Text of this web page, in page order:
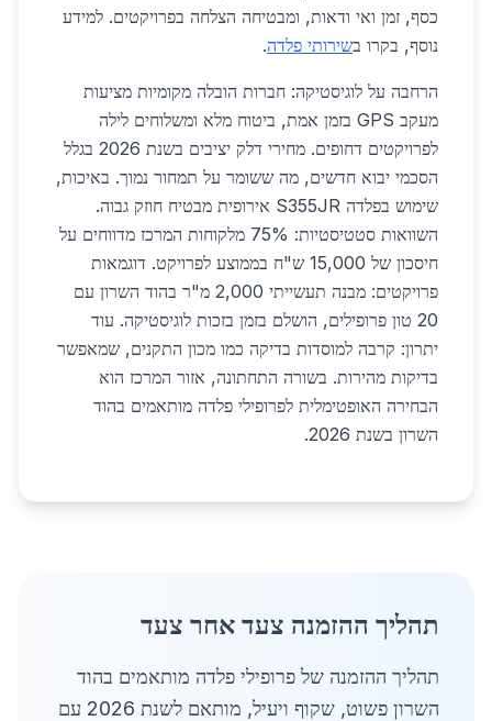
כסף, זמן ואי ודאות, ומבטיחה הצלחה בפרויקטים. למידע
נוסף, בקרו בשירותי פלדה.
הרחבה על לוגיסטיקה: חברות הובלה מקומיות מציעות
מעקב GPS בזמן אמת, ביטוח מלא ומשלוחים לילה
לפרויקטים דחופים. מחירי דלק יציבים בשנת 2026 בגלל
הסכמי יבוא חדשים, מה ששומר על תמחור נמוך. באיכות,
שימוש בפלדה S355JR אירופית מבטיח חוזק גבוה.
השוואות סטטיסטיות: 75% מלקוחות המרכז מדווחים על
חיסכון של 15,000 ש"ח בממוצע לפרויקט. דוגמאות
פרויקטים: מבנה תעשייתי 2,000 מ"ר בהוד השרון עם
20 טון פרופילים, הושלם בזמן בזכות לוגיסטיקה. עוד
יתרון: קרבה למוסדות בדיקה כמו מכון התקנים, שמאפשר
בדיקות מהירות. בשורה התחתונה, אזור המרכז הוא
הבחירה האופטימלית לפרופילי פלדה מותאמים בהוד
השרון בשנת 2026.
תהליך ההזמנה צעד אחר צעד
תהליך ההזמנה של פרופילי פלדה מותאמים בהוד
השרון פשוט, שקוף ויעיל, מותאם לשנת 2026 עם